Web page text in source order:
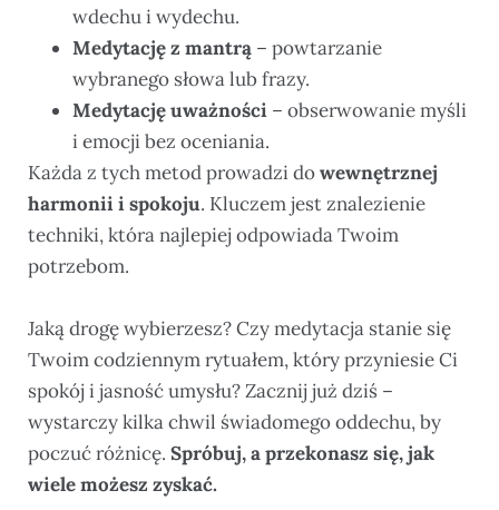
wdechu i wydechu.
Medytację z mantrą – powtarzanie
wybranego słowa lub frazy.
Medytację uważności – obserwowanie myśli
i emocji bez oceniania.
Każda z tych metod prowadzi dowewnętrznej
harmonii i spokoju. Kluczem jest znalezienie
techniki, która najlepiej odpowiada Twoim
potrzebom.
Jaką drogę wybierzesz? Czy medytacja stanie się
Twoim codziennym rytuałem, który przyniesie Ci
spokój i jasność umysłu? Zacznij już dziś –
wystarczy kilka chwil świadomego oddechu, by
poczuć różnicę. Spróbuj, a przekonasz się, jak
wiele możesz zyskać.